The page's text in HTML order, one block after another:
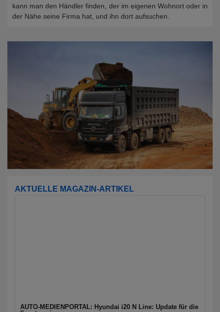
kann man den Händler finden, der im eigenen Wohnort oder in
der Nähe seine Firma hat, und ihn dort aufsuchen.
AKTUELLE MAGAZIN-ARTIKEL
AUTO-MEDIENPORTAL: Hyundai i20 N Line: Update für die